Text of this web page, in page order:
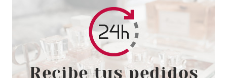
ESSENCE
ESSENCE APLICADOR DE